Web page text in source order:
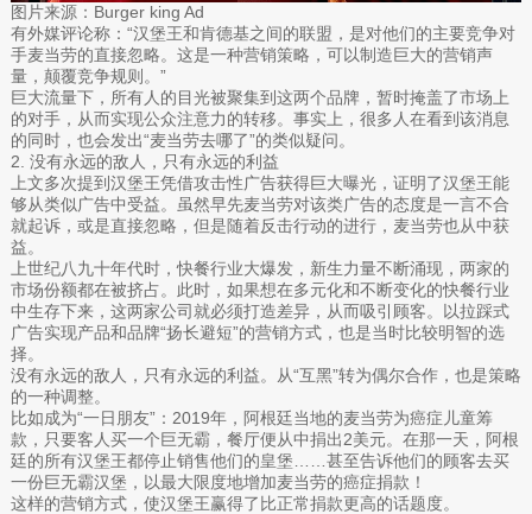
图片来源：Burger king Ad
有外媒评论称：“汉堡王和肯德基之间的联盟，是对他们的主要竞争对
手麦当劳的直接忽略。这是一种营销策略，可以制造巨大的营销声
量，颠覆竞争规则。”
巨大流量下，所有人的目光被聚集到这两个品牌，暂时掩盖了市场上
的对手，从而实现公众注意力的转移。事实上，很多人在看到该消息
的同时，也会发出“麦当劳去哪了”的类似疑问。
2. 没有永远的敌人，只有永远的利益
上文多次提到汉堡王凭借攻击性广告获得巨大曝光，证明了汉堡王能
够从类似广告中受益。虽然早先麦当劳对该类广告的态度是一言不合
就起诉，或是直接忽略，但是随着反击行动的进行，麦当劳也从中获
益。
上世纪八九十年代时，快餐行业大爆发，新生力量不断涌现，两家的
市场份额都在被挤占。此时，如果想在多元化和不断变化的快餐行业
中生存下来，这两家公司就必须打造差异，从而吸引顾客。以拉踩式
广告实现产品和品牌“扬长避短”的营销方式，也是当时比较明智的选
择。
没有永远的敌人，只有永远的利益。从“互黑”转为偶尔合作，也是策略
的一种调整。
比如成为“一日朋友”：2019年，阿根廷当地的麦当劳为癌症儿童筹
款，只要客人买一个巨无霸，餐厅便从中捐出2美元。在那一天，阿根
廷的所有汉堡王都停止销售他们的皇堡……甚至告诉他们的顾客去买
一份巨无霸汉堡，以最大限度地增加麦当劳的癌症捐款！
这样的营销方式，使汉堡王赢得了比正常捐款更高的话题度。